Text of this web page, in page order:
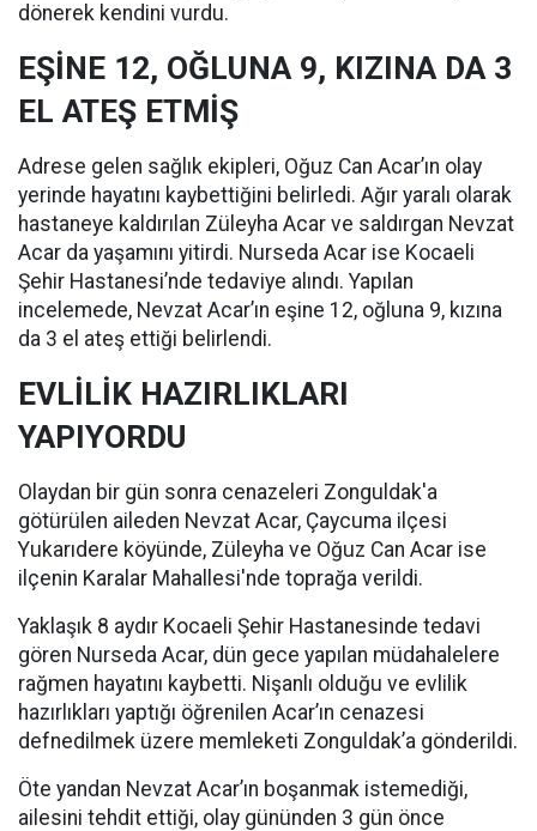
dönerek kendini vurdu.
EŞİNE 12, OĞLUNA 9, KIZINA DA 3
EL ATEŞ ETMİŞ
Adrese gelen sağlık ekipleri, Oğuz Can Acar’ın olay
yerinde hayatını kaybettiğini belirledi. Ağır yaralı olarak
hastaneye kaldırılan Züleyha Acar ve saldırgan Nevzat
Acar da yaşamını yitirdi. Nurseda Acar ise Kocaeli
Şehir Hastanesi’nde tedaviye alındı. Yapılan
incelemede, Nevzat Acar’ın eşine 12, oğluna 9, kızına
da 3 el ateş ettiği belirlendi.
EVLİLİK HAZIRLIKLARI
YAPIYORDU
Olaydan bir gün sonra cenazeleri Zonguldak'a
götürülen aileden Nevzat Acar, Çaycuma ilçesi
Yukarıdere köyünde, Züleyha ve Oğuz Can Acar ise
ilçenin Karalar Mahallesi'nde toprağa verildi.
Yaklaşık 8 aydır Kocaeli Şehir Hastanesinde tedavi
gören Nurseda Acar, dün gece yapılan müdahalelere
rağmen hayatını kaybetti. Nişanlı olduğu ve evlilik
hazırlıkları yaptığı öğrenilen Acar’ın cenazesi
defnedilmek üzere memleketi Zonguldak’a gönderildi.
Öte yandan Nevzat Acar’ın boşanmak istemediği,
ailesini tehdit ettiği, olay gününden 3 gün önce